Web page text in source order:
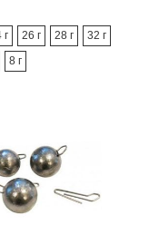
г 26 г 28 г
32 г
8 г